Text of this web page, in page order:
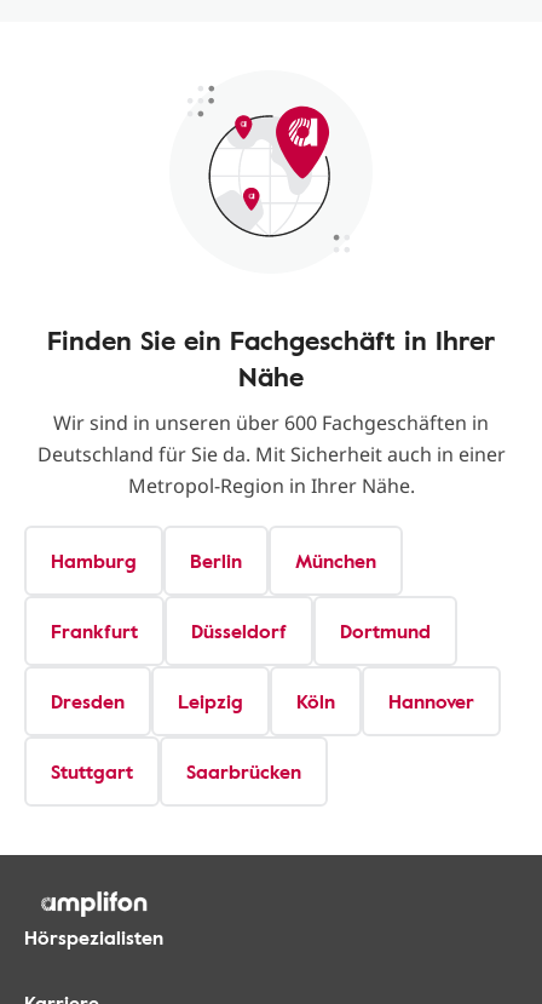
Finden Sie ein Fachgeschäft in Ihrer
Nähe
Wir sind in unseren über 600 Fachgeschäften in
Deutschland für Sie da. Mit Sicherheit auch in einer
Metropol-Region in Ihrer Nähe.
Hamburg Berlin München
Frankfurt Düsseldorf Dortmund
Dresden Leipzig Köln Hannover
Stuttgart Saarbrücken
Hörspezialisten